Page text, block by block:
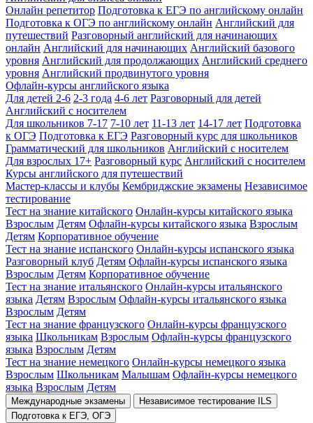
Онлайн репетитор Подготовка к ЕГЭ по английскому онлайн
Подготовка к ОГЭ по английскому онлайн Английский для
путешествий Разговорный английский для начинающих
онлайн Английский для начинающих Английский базового
уровня Английский для продолжающих Английский среднего
уровня Английский продвинутого уровня
Офлайн-курсы английского языка
Для детей 2-6 2-3 года 4-6 лет Разговорный для детей
Английский с носителем
Для школьников 7-17 7-10 лет 11-13 лет 14-17 лет Подготовка
к ОГЭ Подготовка к ЕГЭ Разговорный курс для школьников
Грамматический для школьников Английский с носителем
Для взрослых 17+ Разговорный курс Английский с носителем
Курсы английского для путешествий
Мастер-классы и клубы Кембриджские экзамены Независимое
тестирование
Тест на знание китайского Онлайн-курсы китайского языка
Взрослым Детям Офлайн-курсы китайского языка Взрослым
Детям Корпоративное обучение
Тест на знание испанского Онлайн-курсы испанского языка
Разговорный клуб Детям Офлайн-курсы испанского языка
Взрослым Детям Корпоративное обучение
Тест на знание итальянского Онлайн-курсы итальянского
языка Детям Взрослым Офлайн-курсы итальянского языка
Взрослым Детям
Тест на знание французского Онлайн-курсы французского
языка Школьникам Взрослым Офлайн-курсы французского
языка Взрослым Детям
Тест на знание немецкого Онлайн-курсы немецкого языка
Взрослым Школьникам Малышам Офлайн-курсы немецкого
языка Взрослым Детям
Международные экзамены
Независимое тестирование ILS
Подготовка к ЕГЭ, ОГЭ